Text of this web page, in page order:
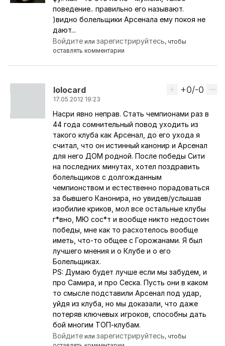
Ответ на комментарий пользователяartars
поведение.. правильно его называют.
)видно болельщики Арсенала ему покоя не
дают...
Войдите илизарегистрируйтесь, чтобы
оставлять комментарии
lolocard
17.05.2012 19:23
Ответ на комментарий пользователяartars
Вверх
+0/-0
Насри явно неправ. Стать чемпионами раз в
44 года сомнительный повод уходить из
такого клуба как Арсенал, до его ухода я
считал, что он истинный канонир и Арсенал
для него ДОМ родной. После победы Сити
на последних минутах, хотел поздравить
болельщиков с долгожданным
чемпионством и естественно порадоваться
за бывшего Канонира, но увидев/услышав
изобилие криков, мол все остальные клубы
г*вно, МЮ сос*т и вообще никто недостоин
победы, мне как то расхотелось вообще
иметь, что-то общее с Горожанами. Я был
лучшего мнения и о Клубе и о его
Болельщиках.
PS: Думаю будет лучше если мы забудем, и
про Самира, и про Сеска. Пусть они в каком
то смысле подставили Арсенал под удар,
уйдя из клуба, но мы доказали, что даже
потеряв ключевых игроков, способны дать
бой многим ТОП-клубам.
Войдите илизарегистрируйтесь, чтобы